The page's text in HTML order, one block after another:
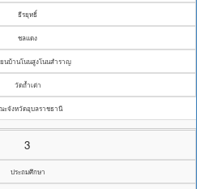
ธีรยุทธิ์
ชลแดง
ยนบ้านโนนสูงโนนสำราญ
วัดถ้ำเต่า
ะจังหวัดอุบลราชธานี
3
ประถมศึกษา